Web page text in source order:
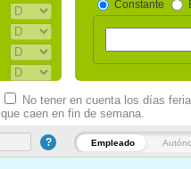
Constante
? Empleado
No tener en cuenta los días
que caen en fin de semana.